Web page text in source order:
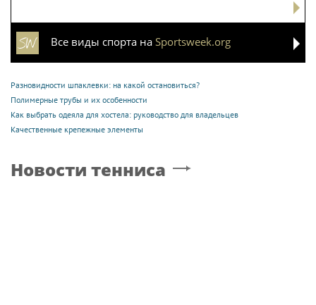
Все виды спорта на Sportsweek.org
Разновидности шпаклевки: на какой остановиться?
Полимерные трубы и их особенности
Как выбрать одеяла для хостела: руководство для владельцев
Качественные крепежные элементы
Новости тенниса